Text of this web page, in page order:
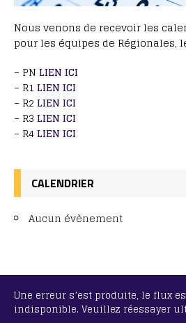
Nous venons de recevoir les
pour les équipes de Régionales,
– PN LIEN ICI
– R1 LIEN ICI
– R2 LIEN ICI
– R3 LIEN ICI
– R4LIEN ICI
CALENDRIER
Aucun évènement
Une erreur s’est produite, le flux
indisponible. Veuillez réessayer